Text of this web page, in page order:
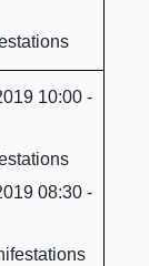
10:00 -
08:30 -